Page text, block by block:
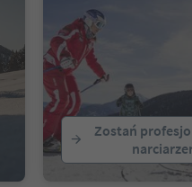
Zostań